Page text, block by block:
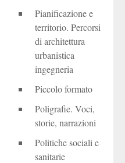
Pianificazione e
territorio. Percorsi
di architettura
urbanistica
ingegneria
Piccolo formato
Poligrafie. Voci,
storie, narrazioni
Politiche sociali e
sanitarie